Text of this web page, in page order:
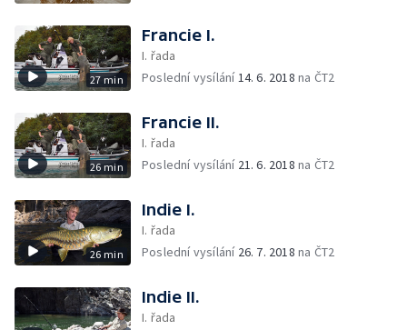
27 min
Francie I.
I. řada
Poslední vysílání14. 6. 2018 na ČT2
26 min
Francie II.
I. řada
Poslední vysílání 21. 6. 2018 na ČT2
26 min
Indie I.
I. řada
Poslední vysílání 26. 7. 2018 na ČT2
Indie II.
I. řada